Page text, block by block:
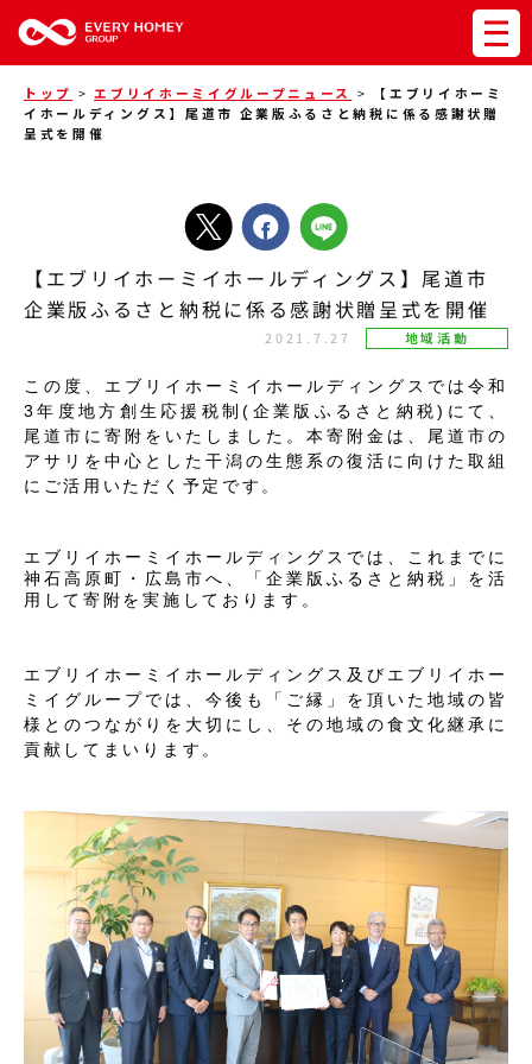
トップ >エブリイホーミイグループニュース >
【エブリイホーミ
イホールディングス】尾道市 企業版ふるさと納税に係る感謝状贈
呈式を開催
【エブリイホーミイホールディングス】尾道市
企業版ふるさと納税に係る感謝状贈呈式を開催
2021.7.27 地域活動
この度、エブリイホーミイホールディングスでは令和
3年度地方創生応援税制(企業版ふるさと納税)にて、
尾道市に寄附をいたしました。本寄附金は、尾道市の
アサリを中心とした干潟の生態系の復活に向けた取組
にご活用いただく予定です。
エブリイホーミイホールディングスでは、これまでに
神石高原町・広島市へ、「企業版ふるさと納税」を活
用して寄附を実施しております。
エブリイホーミイホールディングス及びエブリイホー
ミイグループでは、今後も「ご縁」を頂いた地域の皆
様とのつながりを大切にし、その地域の食文化継承に
貢献してまいります。